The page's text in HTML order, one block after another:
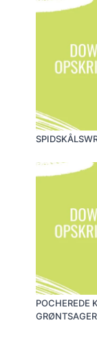
tynde
skal være
Det eneste
grilningen.
asparges
spise
spiser noget
POCHEREDE
GRØNTSAGER